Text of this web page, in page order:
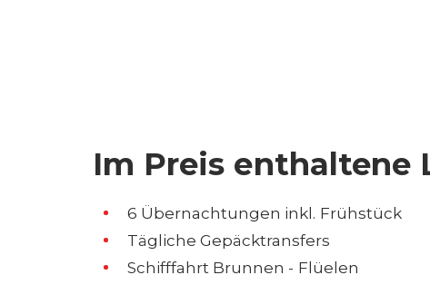
Im Preis enthaltene
6 Übernachtungen inkl. Frühstück
Tägliche Gepäcktransfers
Schifffahrt Brunnen - Flüelen